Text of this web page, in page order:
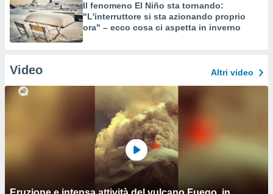
Il fenomeno El Niño sta tornando:
"L'interruttore si sta azionando proprio
ora" – ecco cosa ci aspetta in inverno
Video Altri video